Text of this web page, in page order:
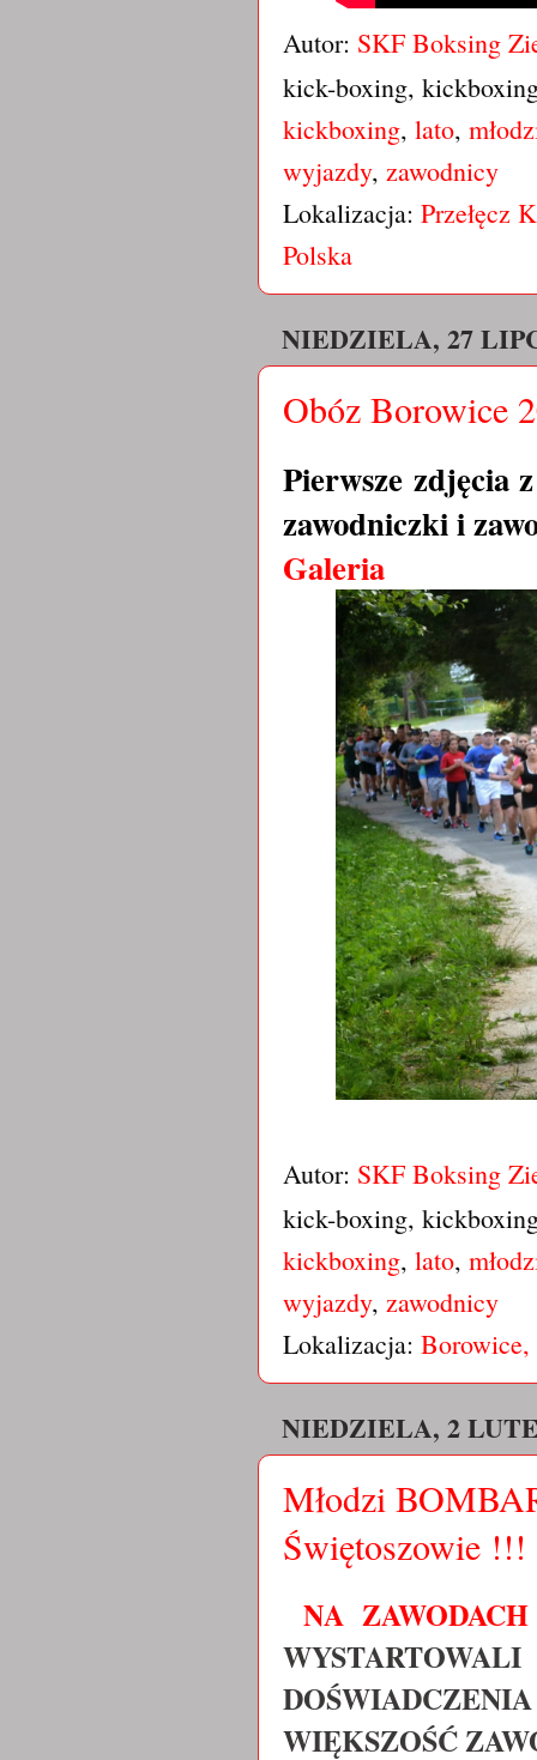
Autor: SKF Boksing
kick-boxing,
kickboxing, lato,
wyjazdy, zawodnicy
Lokalizacja: Przełęcz
Polska
NIEDZIELA, 27
Obóz Borowice
Pierwsze zdjęcia
zawodniczki i
Galeria
Autor: SKF Boksing
kick-boxing,
kickboxing, lato,
wyjazdy, zawodnicy
Lokalizacja: Borowice,
NIEDZIELA, 2
Młodzi
Świętoszowie !!!
NA
WIĘKSZOŚĆ